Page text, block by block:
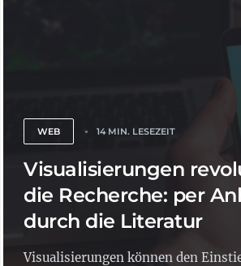
WEB 14 MIN. LESEZEIT
Visualisierungen
die Recherche: per
durch die Literatur
Visualisierungen können den